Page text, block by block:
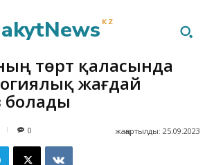
KZ
төрт қаласында
жағдай
болады
жаңартылды: 25.09.2023
0